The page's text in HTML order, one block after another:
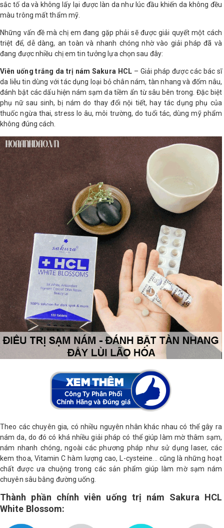
sắc tố da và không lấy lại được làn da như lúc đầu khiến da không đều
màu trông mất thẩm mỹ.
Những vấn đề mà chị em đang gặp phải sẽ được giải quyết một cách
triệt để, dễ dàng, an toàn và nhanh chóng nhờ vào giải pháp đã và
đang được nhiều chị em tin tưởng lựa chọn sau đây:
Viên uống trắng da trị nám Sakura HCL– Giải pháp được các bác sĩ
da liễu tin dùng với tác dụng loại bỏ chân nám, tàn nhang và đốm nâu,
đánh bật các dấu hiện nám sạm da tiềm ẩn từ sâu bên trong. Đặc biệt
phụ nữ sau sinh, bị nám do thay đổi nội tiết, hay tác dụng phụ của
thuốc ngừa thai, stress lo âu, môi trường, do tuổi tác, dùng mỹ phẩm
không đúng cách.
Theo các chuyên gia, có nhiều nguyên nhân khác nhau có thể gây ra
nám da, do đó có khá nhiều giải pháp có thể giúp làm mờ thâm sạm,
nám nhanh chóng, ngoài các phương pháp như sử dụng laser, các
kem thoa, Vitamin C hàm lượng cao, L-cysteine... cũng là những hoạt
chất được ưa chuộng trong các sản phẩm giúp làm mờ sạm nám
chuyên sâu bằng đường uống.
Thành phần chính viên uống trị nám Sakura HCL
White Blossom: